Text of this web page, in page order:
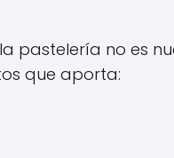
pastelería no es
que aporta: